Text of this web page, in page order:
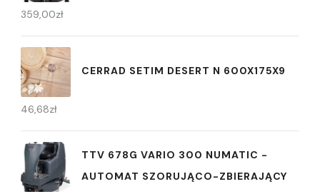
359,00zł
CERRAD SETIM DESERT N 600X175X9
46,68zł
TTV 678G VARIO 300 NUMATIC -
AUTOMAT SZORUJĄCO-ZBIERAJĄCY